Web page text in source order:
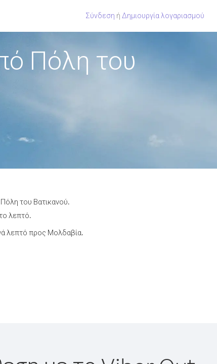
Σύνδεση ή Δημιουργία λογαριασμού
Πόλη του
του Βατικανού.
λεπτό.
λεπτό προς Μολδαβία.